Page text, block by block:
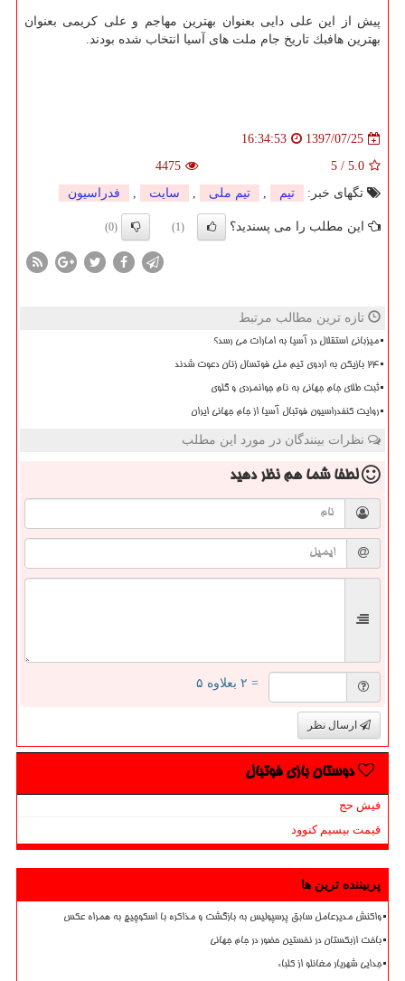
پیش از این علی دایی بعنوان بهترین مهاجم و علی كریمی بعنوان
بهترین هافبك تاریخ جام ملت های آسیا انتخاب شده بودند.
1397/07/25
16:34:53
5.0
/
5
4475
تگهای خبر:
تیم , تیم ملی , سایت , فدراسیون
این مطلب را می پسندید؟ (1)
(0)
تازه ترین مطالب مرتبط
میزبانی استقلال در آسیا به امارات می رسد؟
۲۴ بازیکن به اردوی تیم ملی فوتسال زنان دعوت شدند
ثبت طلای جام جهانی به نام جوانمردی و گلوی
روایت کنفدراسیون فوتبال آسیا از جام جهانی ایران
نظرات بینندگان در مورد این مطلب
لطفا شما همنظر دهید
= ۲ بعلاوه ۵
ارسال نظر
دوستان بازی فوتبال
فیش حج
قیمت بیسیم کنوود
پربیننده ترین ها
واکنش مدیرعامل سابق پرسپولیس به بازگشت و مذاکره با اسکوچیچ به همراه عکس
باخت ازبکستان در نخستین حضور در جام جهانی
جدایی شهریار مغانلو از کلباء